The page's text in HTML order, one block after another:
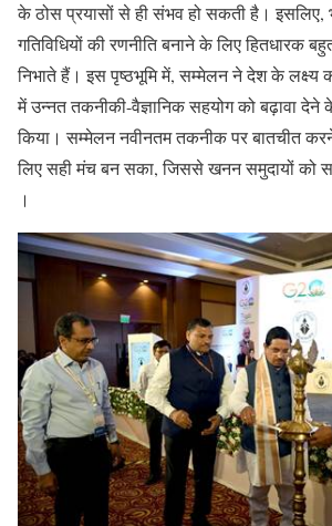
के ठोस प्रयासों से ही संभव हो सकती है। इसलिए,
गतिविधियों की रणनीति बनाने के लिए हितधारक
निभाते हैं। इस पृष्ठभूमि में, सम्मेलन ने देश के लक्ष्य
में उन्नत तकनीकी-वैज्ञानिक सहयोग को बढ़ावा
किया। सम्मेलन नवीनतम तकनीक पर बातचीत
लिए सही मंच बन सका, जिससे खनन समुदायों को
।